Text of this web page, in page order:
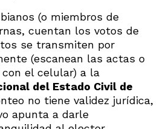
(o miembros de
cuentan los votos de
se transmiten por
(escanean las actas o
el celular) a la
del Estado Civil de
no tiene validez jurídica,
apunta a darle